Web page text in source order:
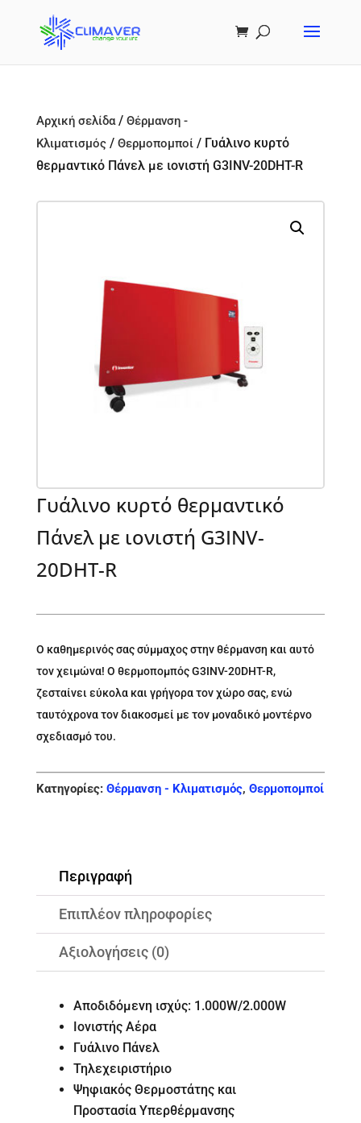
Αρχική σελίδα/ Θέρμανση -
Κλιματισμός/ Θερμοπομποί/ Γυάλινο κυρτό
θερμαντικό Πάνελ με ιονιστή G3INV-20DHT-R
Γυάλινο κυρτό θερμαντικό
Πάνελ με ιονιστή G3INV-
20DHT-R
Ο καθημερινός σας σύμμαχος στην θέρμανση και αυτό
τον χειμώνα! Ο θερμοπομπός G3INV-20DHT-R,
ζεσταίνει εύκολα και γρήγορα τον χώρο σας, ενώ
ταυτόχρονα τον διακοσμεί με τον μοναδικό μοντέρνο
σχεδιασμό του.
Κατηγορίες: Θέρμανση - Κλιματισμός, Θερμοπομποί
Περιγραφή
Επιπλέον πληροφορίες
Αξιολογήσεις (0)
Αποδιδόμενη ισχύς: 1.000W/2.000W
Ιονιστής Αέρα
Γυάλινο Πάνελ
Τηλεχειριστήριο
Ψηφιακός Θερμοστάτης και
Προστασία Υπερθέρμανσης